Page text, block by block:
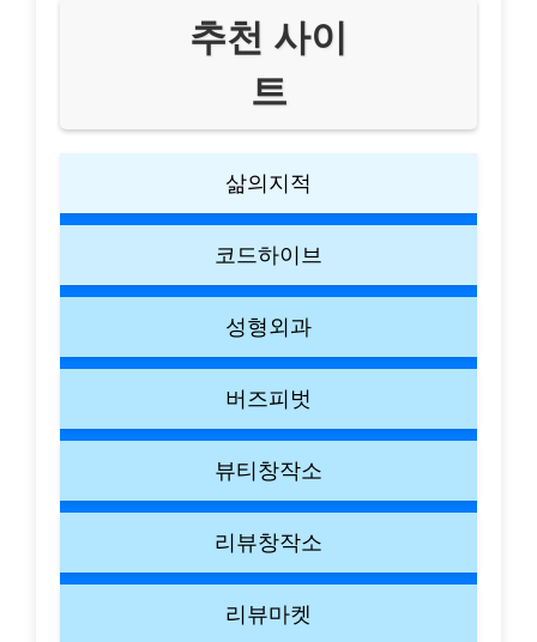
추천 사이
트
삶의지적
코드하이브
성형외과
버즈피벗
뷰티창작소
리뷰창작소
리뷰마켓